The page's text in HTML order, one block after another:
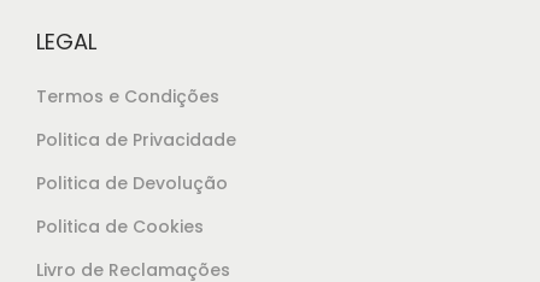
LEGAL
Termos e Condições
Politica de Privacidade
Politica de Devolução
Politica de Cookies
Livro de Reclamações